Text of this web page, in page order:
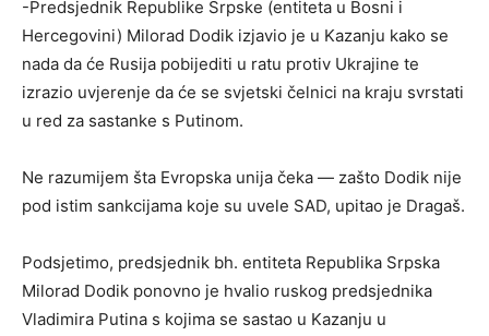
-Predsjednik Republike Srpske (entiteta u Bosni i
Hercegovini) Milorad Dodik izjavio je u Kazanju kako se
nada da će Rusija pobijediti u ratu protiv Ukrajine te
izrazio uvjerenje da će se svjetski čelnici na kraju svrstati
u red za sastanke s Putinom.
Ne razumijem šta Evropska unija čeka — zašto Dodik nije
pod istim sankcijama koje su uvele SAD, upitao je Dragaš.
Podsjetimo, predsjednik bh. entiteta Republika Srpska
Milorad Dodik ponovno je hvalio ruskog predsjednika
Vladimira Putina s kojima se sastao u Kazanju u